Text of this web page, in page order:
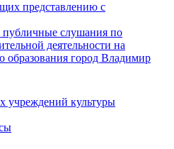
представлению с
слушания по
деятельности на
образования город Владимир
учреждений культуры